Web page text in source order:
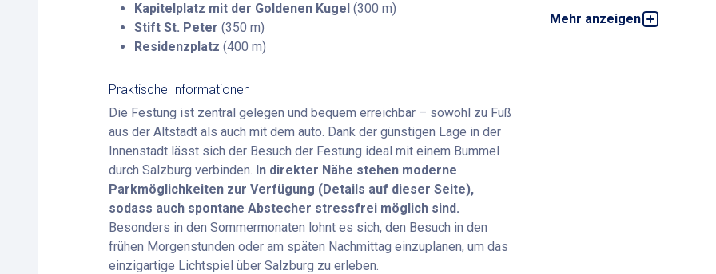
Kapitelplatz mit der Goldenen Kugel (300 m)
Stift St. Peter (350 m)
Residenzplatz (400 m)
Praktische Informationen
Die Festung ist zentral gelegen und bequem erreichbar – sowohl zu Fuß
aus der Altstadt als auch mit dem auto. Dank der günstigen Lage in der
Innenstadt lässt sich der Besuch der Festung ideal mit einem Bummel
durch Salzburg verbinden. In direkter Nähe stehen moderne
Parkmöglichkeiten zur Verfügung (Details auf dieser Seite),
sodass auch spontane Abstecher stressfrei möglich sind.
Besonders in den Sommermonaten lohnt es sich, den Besuch in den
frühen Morgenstunden oder am späten Nachmittag einzuplanen, um das
einzigartige Lichtspiel über Salzburg zu erleben.
Mehr anzeigen
Tiefgarage